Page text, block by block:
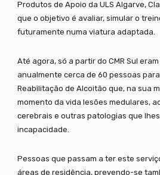
Produtos de Apoio da ULS Algarve,
que o objetivo é avaliar, simular o
futuramente numa viatura adaptada.
Até agora, só a partir do CMR Sul
anualmente cerca de 60 pessoas
Reabilitação de Alcoitão que, na sua
momento da vida lesões medulares,
cerebrais e outras patologias que
incapacidade.
Pessoas que passam a ter este
áreas de residência, prevendo-se